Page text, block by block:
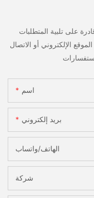
على تلبية المتطلبات
الإلكتروني أو الاتصال
اسم
بريد إلكتروني
الهاتف/واتساب
شركة